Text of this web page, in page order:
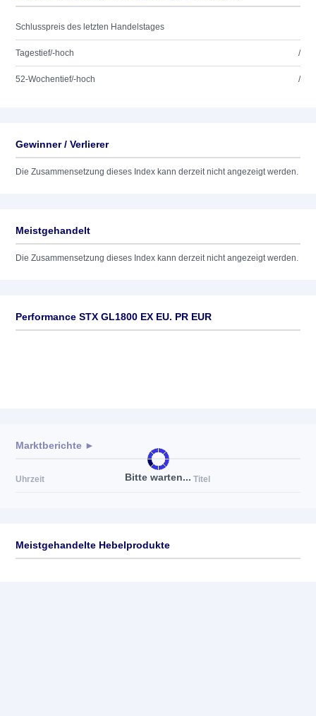
Schlusspreis des letzten Handelstages
Tagestief/-hoch /
52-Wochentief/-hoch /
Gewinner / Verlierer
Die Zusammensetzung dieses Index kann derzeit nicht angezeigt werden.
Meistgehandelt
Die Zusammensetzung dieses Index kann derzeit nicht angezeigt werden.
Performance STX GL1800 EX EU. PR EUR
Bitte warten...
Marktberichte ►
Uhrzeit Titel
Meistgehandelte Hebelprodukte